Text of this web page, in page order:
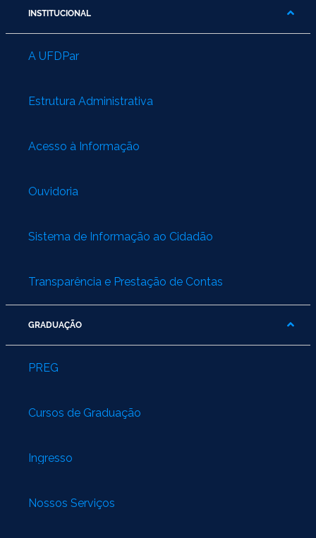
Advocacia-Geral da União
Banco Central do Brasil
INSTITUCIONAL
A UFDPar
Estrutura Administrativa
Acesso à Informação
Ouvidoria
Sistema de Informação ao Cidadão
Transparência e Prestação de Contas
GRADUAÇÃO
PREG
Cursos de Graduação
Ingresso
Nossos Serviços